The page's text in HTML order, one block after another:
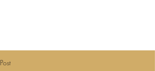
Post